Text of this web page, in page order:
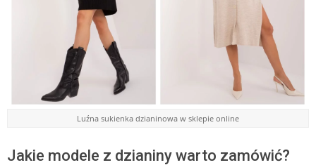
Luźna sukienka dzianinowa w sklepie online
Jakie modele z dzianiny warto zamówić?